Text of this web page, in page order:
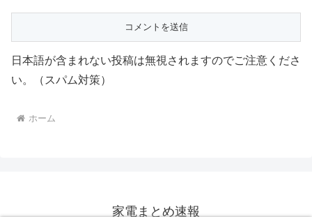
日本語が含まれない投稿は無視されますのでご注意くださ
い。（スパム対策）
ホーム
家電まとめ速報